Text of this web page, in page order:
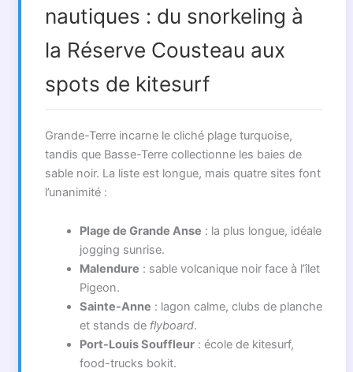
nautiques : du snorkeling à
la Réserve Cousteau aux
spots de kitesurf
Grande-Terre incarne le cliché plage turquoise,
tandis que Basse-Terre collectionne les baies de
sable noir. La liste est longue, mais quatre sites font
l’unanimité :
Plage de Grande Anse : la plus longue, idéale
jogging sunrise.
Malendure : sable volcanique noir face à l’îlet
Pigeon.
Sainte-Anne : lagon calme, clubs de planche
et stands de flyboard.
Port-Louis Souffleur: école de kitesurf,
food-trucks bokit.